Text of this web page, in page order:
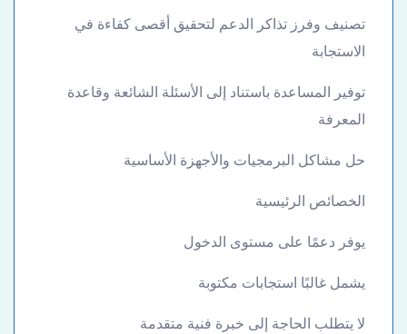
تصنيف وفرز تذاكر الدعم لتحقيق أقصى كفاءة في
الاستجابة
توفير المساعدة باستناد إلى الأسئلة الشائعة وقاعدة
المعرفة
حل مشاكل البرمجيات والأجهزة الأساسية
الخصائص الرئيسية
يوفر دعمًا على مستوى الدخول
يشمل غالبًا استجابات مكتوبة
لا يتطلب الحاجة إلى خبرة فنية متقدمة